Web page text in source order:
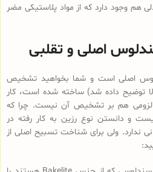
هم وجود دارد که از مواد پلاستیکی مضر
اصلی و تقلبی
اصلی است و شما بخواهید تشخیص
توضیح داده شد) ساخته شده است، کار
لزومی هم بر تشخیص آن نیست. چرا که
و دانستن نوع رزین به کار رفته در
ولی برای شناخت تسبیح اصلی از